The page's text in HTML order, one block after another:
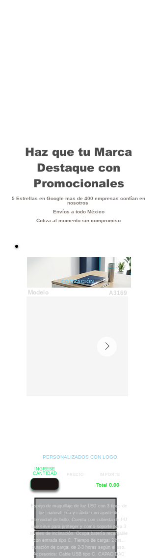
5 Estrellas en Google mas de 400 empresas confían en
nosotros
Envíos a todo México
Cotiza al momento sin compromiso
Haz que tu Marca
Destaque con
Promocionales
COTIZACIÓN
Modelo A3169
PERSONALIZADOS CON LOGO
INGRESE
CANTIDAD
Total 0.00
IMPORTE
PRECIO
Espejo de maquillaje de luz LED con 3 tipos de
luz: natural, fría y cálida, con ajuste de
intensidad de brillo. Cuenta con cubierta de PU
que sirve para proteger y como soporte para 3
niveles de inclinación. Ocupa batería recargable
con entrada tipo C. Tiempo de carga: 2 hrs.,
duración de carga: de 2-3 horas según el uso.
Accesorios: Cable USB tipo C. CAPACIDAD